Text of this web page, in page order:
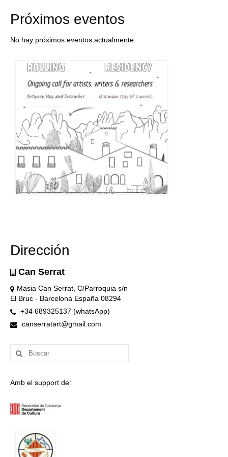
Próximos eventos
No hay próximos eventos actualmente.
Dirección
Can Serrat
Masia Can Serrat, C/Parroquia s/n
El Bruc - Barcelona España 08294
+34 689325137 (whatsApp)
canserratart@gmail.com
Buscar
por:
Amb el support de: